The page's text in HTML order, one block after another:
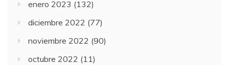
enero 2023 (132)
diciembre 2022 (77)
noviembre 2022 (90)
octubre 2022 (11)